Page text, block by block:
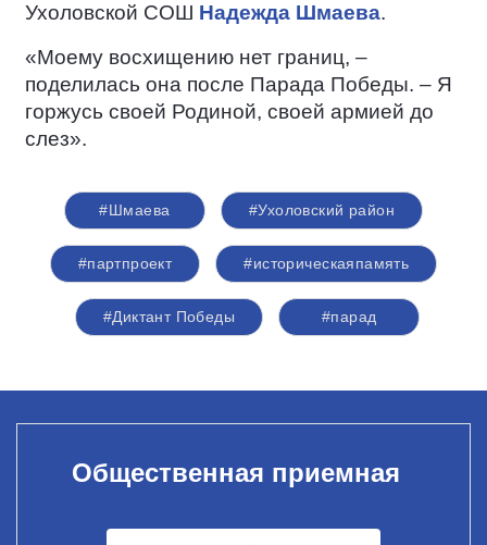
Ухоловской СОШ Надежда Шмаева.
«Моему восхищению нет границ, –
поделилась она после Парада Победы. – Я
горжусь своей Родиной, своей армией до
слез».
#Шмаева #Ухоловский район
#партпроект #историческаяпамять
#Диктант Победы #парад
Общественная приемная